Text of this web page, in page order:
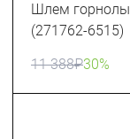
Шлем
(271762-6515)
11 388₽30%